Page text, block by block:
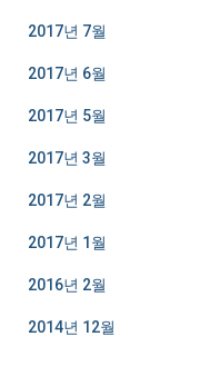
2017년 7월
2017년 6월
2017년 5월
2017년 3월
2017년 2월
2017년 1월
2016년 2월
2014년 12월